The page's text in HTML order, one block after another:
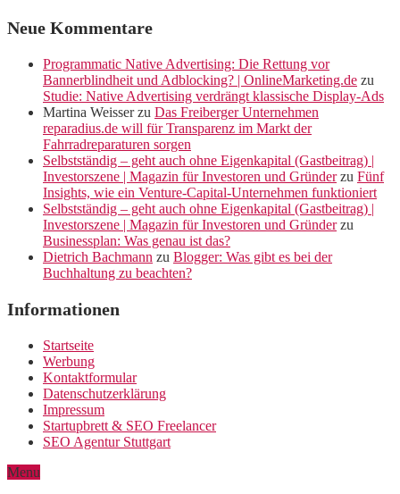
Neue Kommentare
Programmatic Native Advertising: Die Rettung vor
Bannerblindheit und Adblocking? | OnlineMarketing.de zu
Studie: Native Advertising verdrängt klassische Display-Ads
Martina Weisserzu Das Freiberger Unternehmen
reparadius.de will für Transparenz im Markt der
Fahrradreparaturen sorgen
Selbstständig – geht auch ohne Eigenkapital (Gastbeitrag) |
Investorszene | Magazin für Investoren und Gründerzu Fünf
Insights, wie ein Venture-Capital-Unternehmen funktioniert
Selbstständig – geht auch ohne Eigenkapital (Gastbeitrag) |
Investorszene | Magazin für Investoren und Gründerzu
Businessplan: Was genau ist das?
Dietrich Bachmann zu Blogger: Was gibt es bei der
Buchhaltung zu beachten?
Informationen
Startseite
Werbung
Kontaktformular
Datenschutzerklärung
Impressum
Startupbrett & SEO Freelancer
SEO Agentur Stuttgart
Menu